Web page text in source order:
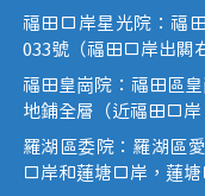
福田口岸星光院：福
033號（福田口岸出關
福田皇崗院：福田區
地鋪全層（近福田口岸
羅湖區委院：羅湖區
口岸和蓮塘口岸，蓮